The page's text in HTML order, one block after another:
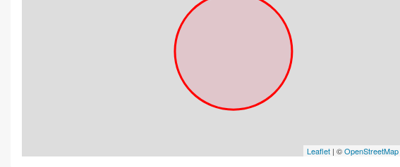
Leaflet | ©OpenStreetMap